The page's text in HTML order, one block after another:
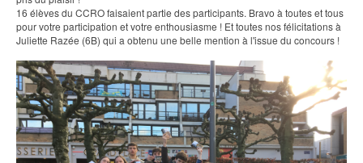
16 élèves du CCRO faisaient partie des participants. Bravo à toutes et tous
pour votre participation et votre enthousiasme ! Et toutes nos félicitations à
Juliette Razée (6B) qui a obtenu une belle mention à l'issue du concours !